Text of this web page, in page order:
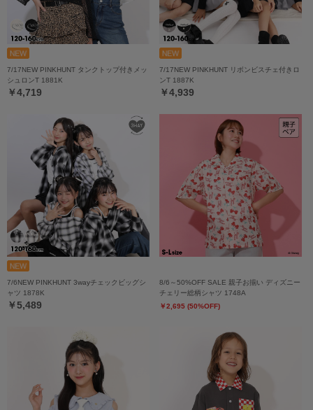
7/17NEW PINKHUNT タンクトップ付きメッ
シュロンT 1881K
￥4,719
7/17NEW PINKHUNT リボンビスチェ付きロ
ンT 1887K
￥4,939
7/6NEW PINKHUNT 3wayチェックビッグシ
ャツ 1878K
￥5,489
8/6～50%OFF SALE 親子お揃い ディズニー
チェリー総柄シャツ 1748A
￥2,695 (50%OFF)